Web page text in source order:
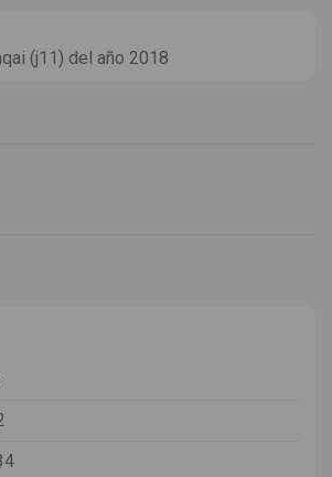
(j11) del año 2018